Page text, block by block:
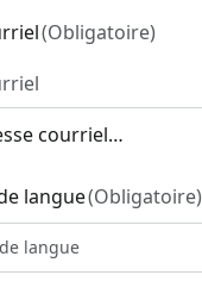
(Obligatoire)
courriel…
langue(Obligatoire)
langue